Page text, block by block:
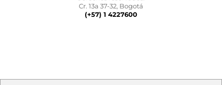
Cr. 13a 37-32, Bogotá
(+57) 1 4227600